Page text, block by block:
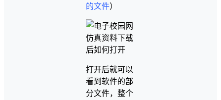
的文件）
打开后就可以
看到软件的部
分文件，整个